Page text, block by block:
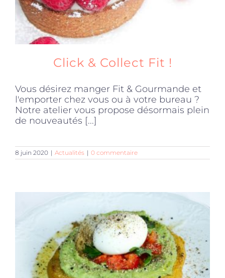
Click & Collect Fit !
Vous désirez manger Fit & Gourmande et
l'emporter chez vous ou à votre bureau ?
Notre atelier vous propose désormais plein
de nouveautés [...]
8 juin 2020 | Actualités | 0 commentaire